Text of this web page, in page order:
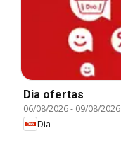
Dia ofertas
06/08/2026- 09/08/2026
Dia